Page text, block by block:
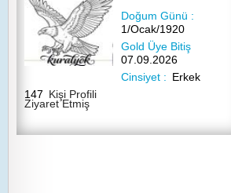
Doğum Günü :
1/Ocak/1920
Gold Üye Bitiş
07.09.2026
Cinsiyet : Erkek
147 Kişi Profili
Ziyaret Etmiş